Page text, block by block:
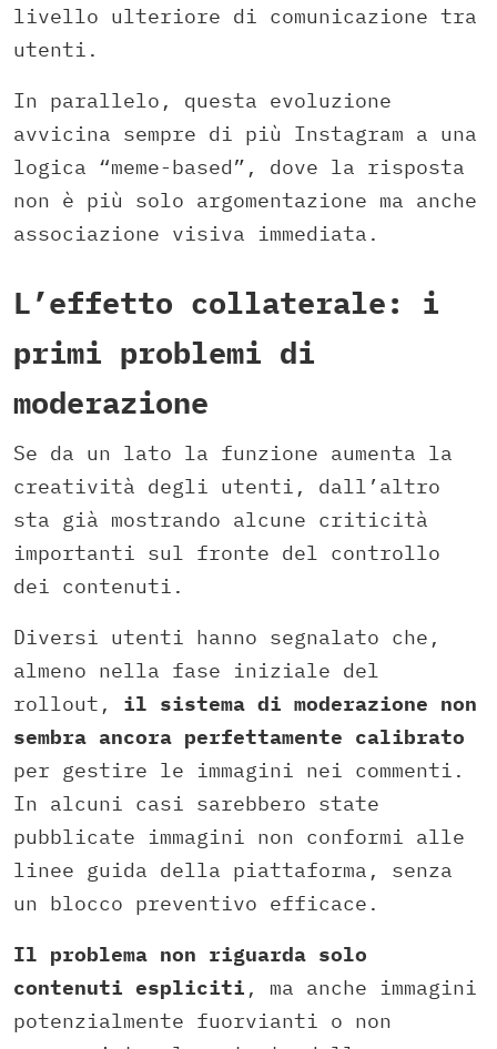
livello ulteriore di comunicazione tra
utenti.
In parallelo, questa evoluzione
avvicina sempre di più Instagram a una
logica “meme-based”, dove la risposta
non è più solo argomentazione ma anche
associazione visiva immediata.
L’effetto collaterale: i
primi problemi di
moderazione
Se da un lato la funzione aumenta la
creatività degli utenti, dall’altro
sta già mostrando alcune criticità
importanti sul fronte del controllo
dei contenuti.
Diversi utenti hanno segnalato che,
almeno nella fase iniziale del
rollout, il sistema di moderazione non
sembra ancora perfettamente calibrato
per gestire le immagini nei commenti.
In alcuni casi sarebbero state
pubblicate immagini non conformi alle
linee guida della piattaforma, senza
un blocco preventivo efficace.
Il problema non riguarda solo
contenuti espliciti , ma anche immagini
potenzialmente fuorvianti o non